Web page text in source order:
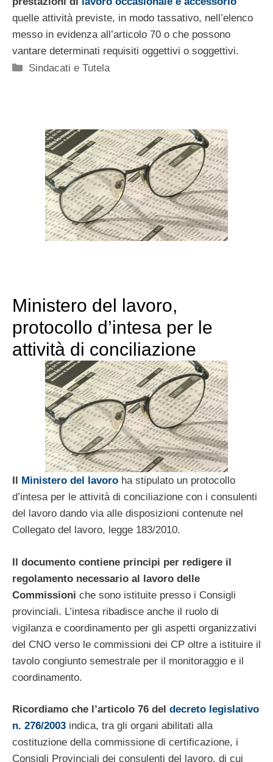
quelle attività previste, in modo tassativo, nell’elenco
messo in evidenza all’articolo 70 o che possono
vantare determinati requisiti oggettivi o soggettivi.
Categorie
Sindacati e Tutela
Ministero del lavoro,
protocollo d’intesa per le
attività di conciliazione
Ministero del lavoro ha stipulato un protocollo
d’intesa per le attività di conciliazione con i consulenti
del lavoro dando via alle disposizioni contenute nel
Collegato del lavoro, legge 183/2010.
Il documento contiene principi per redigere il
regolamento necessario al lavoro delle
Commissioni che sono istituite presso i Consigli
provinciali. L’intesa ribadisce anche il ruolo di
vigilanza e coordinamento per gli aspetti organizzativi
del CNO verso le commissioni dei CP oltre a istituire il
tavolo congiunto semestrale per il monitoraggio e il
coordinamento.
Ricordiamo che l’articolo 76 del decreto legislativo
n. 276/2003 indica, tra gli organi abilitati alla
costituzione della commissione di certificazione, i
Consigli Provinciali dei consulenti del lavoro, di cui